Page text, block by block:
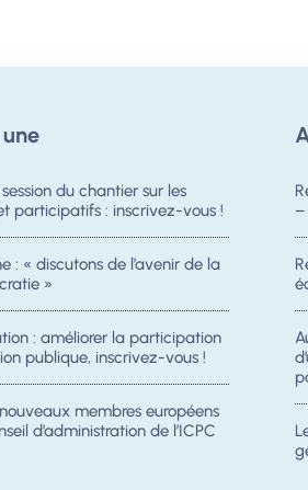
du chantier sur les
participatifs : inscrivez-vous !
: « discutons de l’avenir de la
»
: améliorer la participation
publique, inscrivez-vous !
membres européens
d’administration de l’ICPC